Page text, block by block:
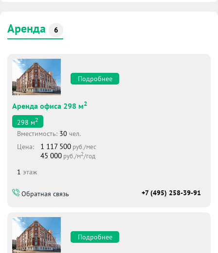
Аренда 6
Подробнее
Аренда офиса 298 м2
298 м2
Вместимоcть: 30 чел.
Цена:
1 117 500 руб./мес
45 000 руб./м2/год
1 этаж
Обратная связь +7 (495) 258-39-91
Подробнее